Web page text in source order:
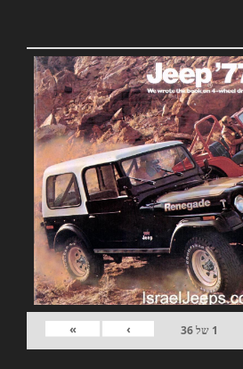
1 של36
›
»